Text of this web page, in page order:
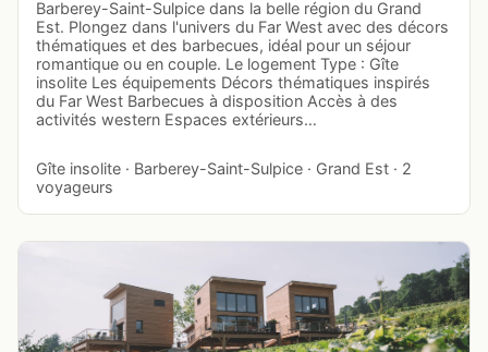
Barberey-Saint-Sulpice dans la belle région du Grand
Est. Plongez dans l'univers du Far West avec des décors
thématiques et des barbecues, idéal pour un séjour
romantique ou en couple. Le logement Type : Gîte
insolite Les équipements Décors thématiques inspirés
du Far West Barbecues à disposition Accès à des
activités western Espaces extérieurs…
Gîte insolite · Barberey-Saint-Sulpice · Grand Est · 2
voyageurs